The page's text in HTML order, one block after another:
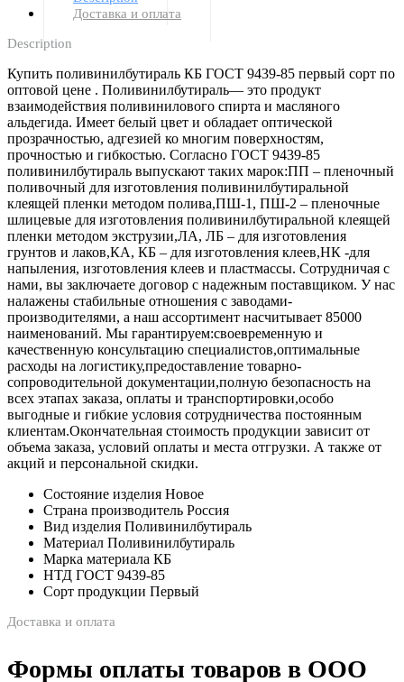
Доставка и оплата
Description
Купить поливинилбутираль КБ ГОСТ 9439-85 первый сорт по
оптовой цене . Поливинилбутираль— это продукт
взаимодействия поливинилового спирта и масляного
альдегида. Имеет белый цвет и обладает оптической
прозрачностью, адгезией ко многим поверхностям,
прочностью и гибкостью. Согласно ГОСТ 9439-85
поливинилбутираль выпускают таких марок:ПП – пленочный
поливочный для изготовления поливинилбутиральной
клеящей пленки методом полива,ПШ-1, ПШ-2 – пленочные
шлицевые для изготовления поливинилбутиральной клеящей
пленки методом экструзии,ЛА, ЛБ – для изготовления
грунтов и лаков,КА, КБ – для изготовления клеев,НК -для
напыления, изготовления клеев и пластмассы. Сотрудничая с
нами, вы заключаете договор с надежным поставщиком. У нас
налажены стабильные отношения с заводами-
производителями, а наш ассортимент насчитывает 85000
наименований. Мы гарантируем:своевременную и
качественную консультацию специалистов,оптимальные
расходы на логистику,предоставление товарно-
сопроводительной документации,полную безопасность на
всех этапах заказа, оплаты и транспортировки,особо
выгодные и гибкие условия сотрудничества постоянным
клиентам.Окончательная стоимость продукции зависит от
объема заказа, условий оплаты и места отгрузки. А также от
акций и персональной скидки.
Состояние изделия Новое
Страна производитель Россия
Вид изделия Поливинилбутираль
Материал Поливинилбутираль
Марка материала КБ
НТД ГОСТ 9439-85
Сорт продукции Первый
Доставка и оплата
Формы оплаты товаров в ООО